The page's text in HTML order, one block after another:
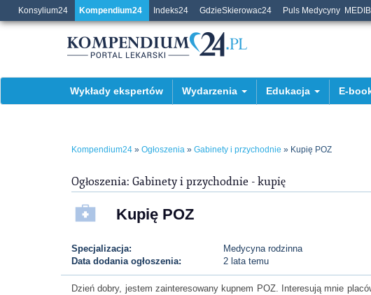
Konsylium24 Kompendium24 Indeks24 GdzieSkierowac24 Puls Medycyny
Wykłady ekspertów Wydarzenia Edukacja E-
Kompendium24 » Ogłoszenia » Gabinety i przychodnie » Kupię POZ
Ogłoszenia: Gabinety i przychodnie - kupię
Kupię POZ
Specjalizacja:
Medycyna rodzinna
Data dodania ogłoszenia:
2 lata temu
Dzień dobry, jestem zainteresowany kupnem POZ. Interesują mnie